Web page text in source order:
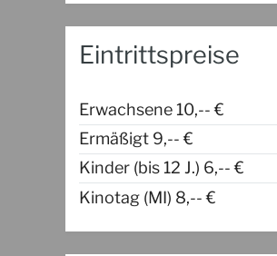
Eintrittspreise
Erwachsene 10,-- €
Ermäßigt 9,-- €
Kinder (bis 12 J.) 6,-- €
Kinotag (MI) 8,-- €